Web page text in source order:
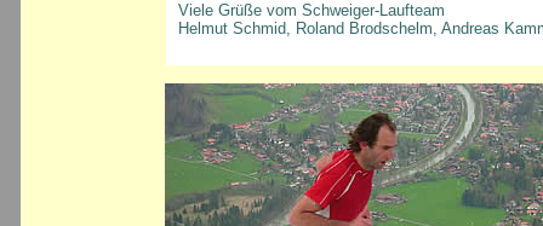
Viele Grüße vom Schweiger-Laufteam
Helmut Schmid, Roland Brodschelm, Andreas